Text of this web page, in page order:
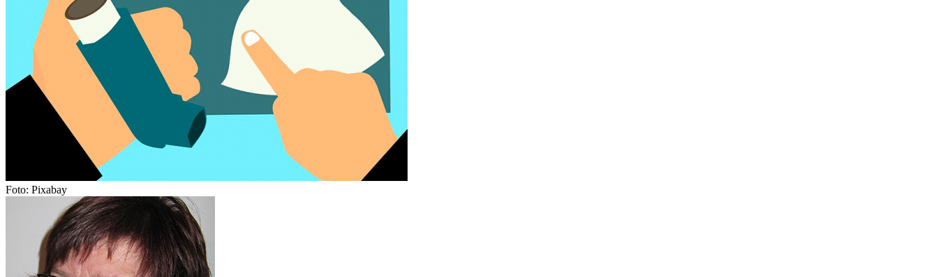
Foto: Pixabay